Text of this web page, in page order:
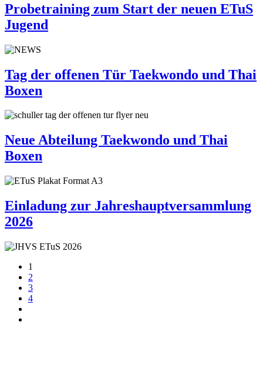
Probetraining zum Start der neuen ETuS
Jugend
Tag der offenen Tür Taekwondo und Thai
Boxen
Neue Abteilung Taekwondo und Thai
Boxen
Einladung zur Jahreshauptversammlung
2026
1
2
3
4